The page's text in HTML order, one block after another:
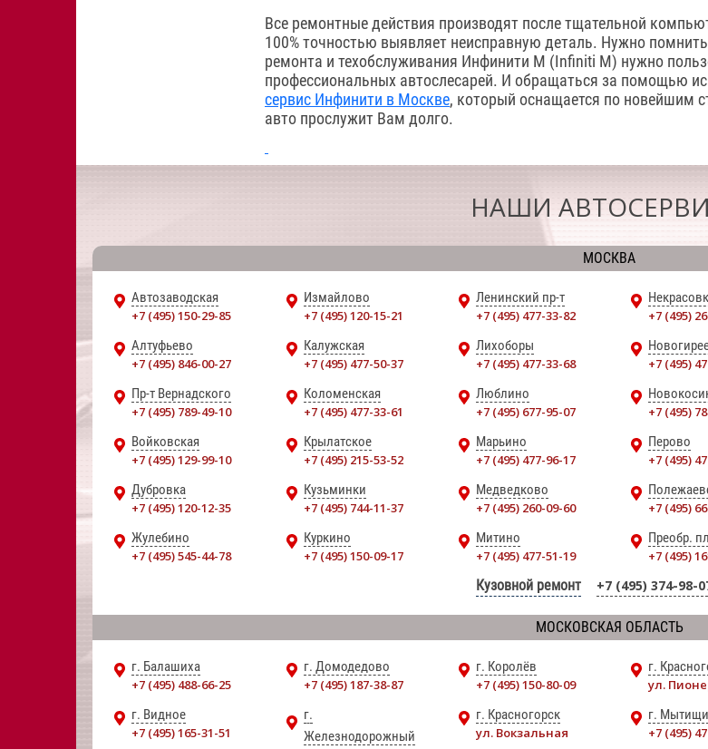
Все ремонтные действия производят после тщательной
100% точностью выявляет неисправную деталь. Нужно
ремонта и техобслуживания Инфинити M (Infiniti M) нужно
профессиональных автослесарей. И обращаться за помощью
сервис Инфинити в Москве, который оснащается по новейшим
авто прослужит Вам долго.
НАШИ
МОСКВА
Автозаводская
+7 (495) 150-29-85
Измайлово
+7 (495) 120-15-21
Ленинский пр-т
+7 (495) 477-33-82
+7 (495)
Алтуфьево
+7 (495) 846-00-27
Калужская
+7 (495) 477-50-37
Лихоборы
+7 (495) 477-33-68
+7 (495)
Пр-т Вернадского
+7 (495) 789-49-10
Коломенская
+7 (495) 477-33-61
Люблино
+7 (495) 677-95-07
+7 (495)
Войковская
+7 (495) 129-99-10
Крылатское
+7 (495) 215-53-52
Марьино
+7 (495) 477-96-17
Перово
+7 (495)
Дубровка
+7 (495) 120-12-35
Кузьминки
+7 (495) 744-11-37
Медведково
+7 (495) 260-09-60
+7 (495)
Жулебино
+7 (495) 545-44-78
Куркино
+7 (495) 150-09-17
Митино
+7 (495) 477-51-19
Преобр.
+7 (495)
Кузовной ремонт +7 (495) 374-98-
МОСКОВСКАЯ ОБЛАСТЬ
г. Балашиха
+7 (495) 488-66-25
г. Домодедово
+7 (495) 187-38-87
г. Королёв
+7 (495) 150-80-09
г.
ул.
г. Видное
+7 (495) 165-31-51
г.
Железнодорожный
г. Красногорск
ул. Вокзальная
г. Мытищи
+7 (495)